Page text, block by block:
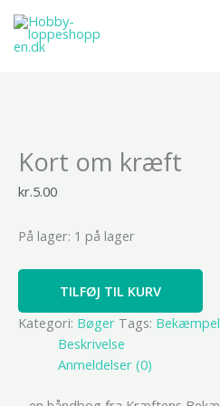
indholdet
Kort om kræft
kr.5.00
På lager: 1 på lager
om
kræft
antal
TILFØJ TIL KURV
Kategori: Bøger Tags:
Beskrivelse
Anmeldelser (0)